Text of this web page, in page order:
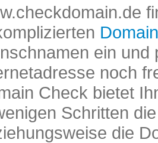
ein und
noch
Check bietet
Schritten
die